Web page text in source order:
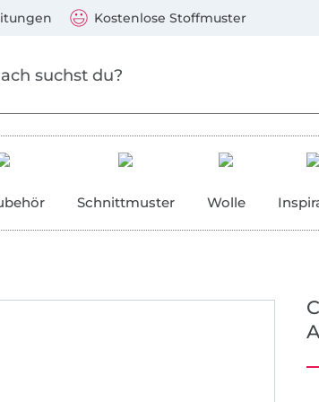
Kostenlose Stoffmuster
Schnittmuster Wolle
Mastercard, PayPal, Giropay, Kauf auf